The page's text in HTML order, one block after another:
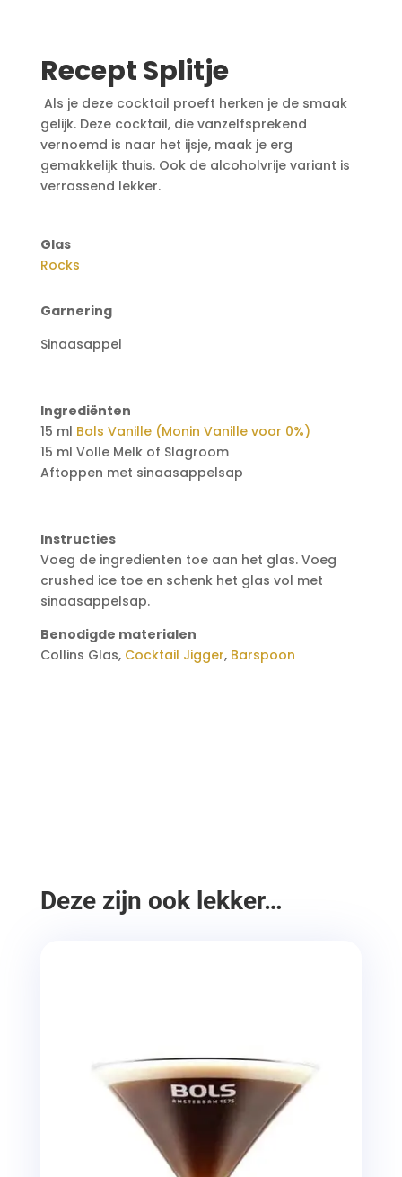
Recept Splitje
Als je deze cocktail proeft herken je de smaak
gelijk. Deze cocktail, die vanzelfsprekend
vernoemd is naar het ijsje, maak je erg
gemakkelijk thuis. Ook de alcoholvrije variant is
verrassend lekker.
Glas
Rocks
Garnering
Sinaasappel
Ingrediënten
15 ml Bols Vanille (Monin Vanille voor 0%)
15 ml Volle Melk of Slagroom
Aftoppen met sinaasappelsap
Instructies
Voeg de ingredienten toe aan het glas. Voeg
crushed ice toe en schenk het glas vol met
sinaasappelsap.
Benodigde materialen
Collins Glas, Cocktail Jigger, Barspoon
Deze zijn ook lekker…